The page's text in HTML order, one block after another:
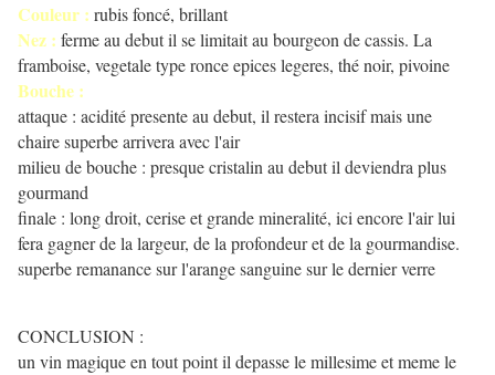
Couleur : rubis foncé, brillant
Nez : ferme au debut il se limitait au bourgeon de cassis. La
framboise, vegetale type ronce epices legeres, thé noir, pivoine
Bouche :
attaque : acidité presente au debut, il restera incisif mais une
chaire superbe arrivera avec l'air
milieu de bouche : presque cristalin au debut il deviendra plus
gourmand
finale : long droit, cerise et grande mineralité, ici encore l'air lui
fera gagner de la largeur, de la profondeur et de la gourmandise.
superbe remanance sur l'arange sanguine sur le dernier verre
CONCLUSION :
un vin magique en tout point il depasse le millesime et meme le